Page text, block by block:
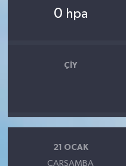
0 hpa
ÇIY
21 OCAK
ÇARŞAMBA